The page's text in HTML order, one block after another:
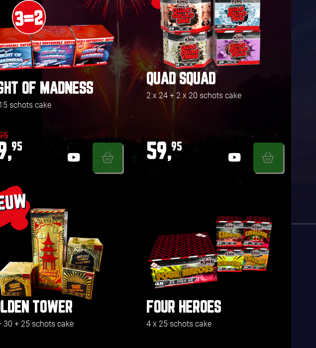
OF MADNESS
schots cake
95
QUAD SQUAD
2 x 24 + 2 x 20 schots cake
59,95
TOWER
30 + 25 schots cake
FOUR HEROES
4 x 25 schots cake